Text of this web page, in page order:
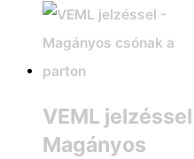
VEML
Magányos